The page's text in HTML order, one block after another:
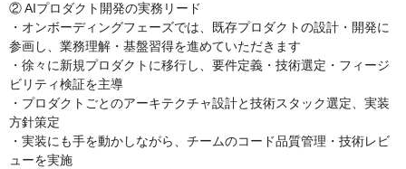
② AIプロダクト開発の実務リード
・オンボーディングフェーズでは、既存プロダクトの設計・開発に
参画し、業務理解・基盤習得を進めていただきます
・徐々に新規プロダクトに移行し、要件定義・技術選定・フィージ
ビリティ検証を主導
・プロダクトごとのアーキテクチャ設計と技術スタック選定、実装
方針策定
・実装にも手を動かしながら、チームのコード品質管理・技術レビ
ューを実施